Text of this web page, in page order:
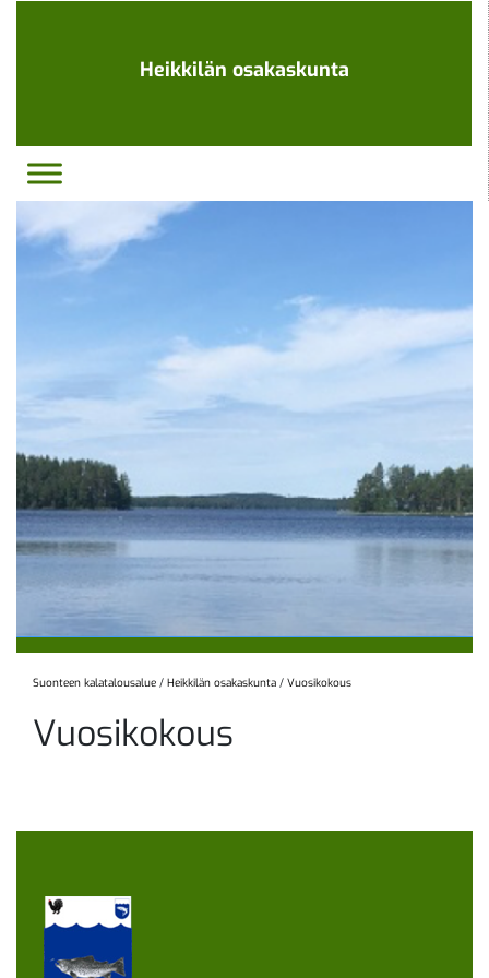
Heikkilän osakaskunta
Suonteen kalatalousalue / Heikkilän osakaskunta / Vuosikokous
Vuosikokous